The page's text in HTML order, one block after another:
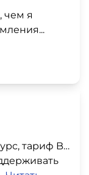
чем я
Французский язык. A2. Онлайн-курс, тариф BASIC